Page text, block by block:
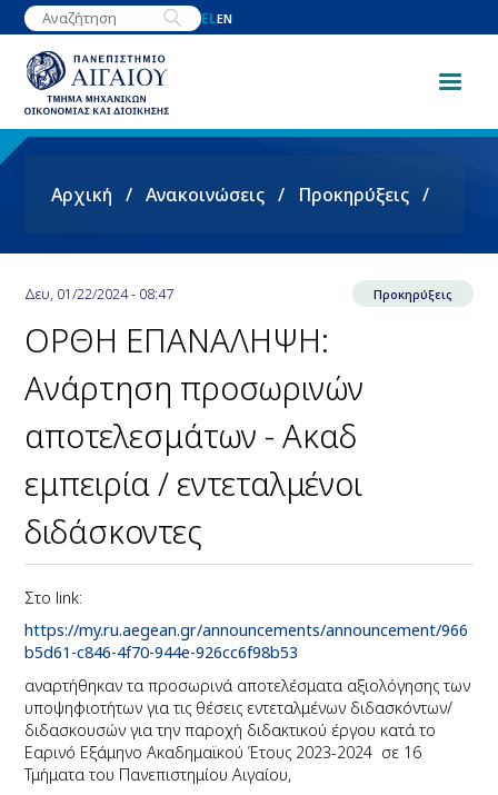
Παράκαμψη
προς
κυρίως
περιεχόμενο
ELEN
Breadcrumb
Αρχική Ανακοινώσεις Προκηρύξεις
Δευ, 01/22/2024 - 08:47 Προκηρύξεις
ΟΡΘΗ ΕΠΑΝΑΛΗΨΗ:
Ανάρτηση προσωρινών
αποτελεσμάτων - Ακαδ
εμπειρία / εντεταλμένοι
διδάσκοντες
Στο link:
https://my.ru.aegean.gr/announcements/announcement/966
b5d61-c846-4f70-944e-926cc6f98b53
αναρτήθηκαν τα προσωρινά αποτελέσματα αξιολόγησης των
υποψηφιοτήτων για τις θέσεις εντεταλμένων διδασκόντων/
διδασκουσών για την παροχή διδακτικού έργου κατά το
Εαρινό Εξάμηνο Ακαδημαϊκού Έτους 2023-2024 σε 16
Τμήματα του Πανεπιστημίου Αιγαίου,